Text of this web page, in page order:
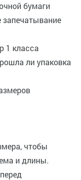
бумаги
запечатывание
1 класса
ли упаковка
чтобы
и длины.